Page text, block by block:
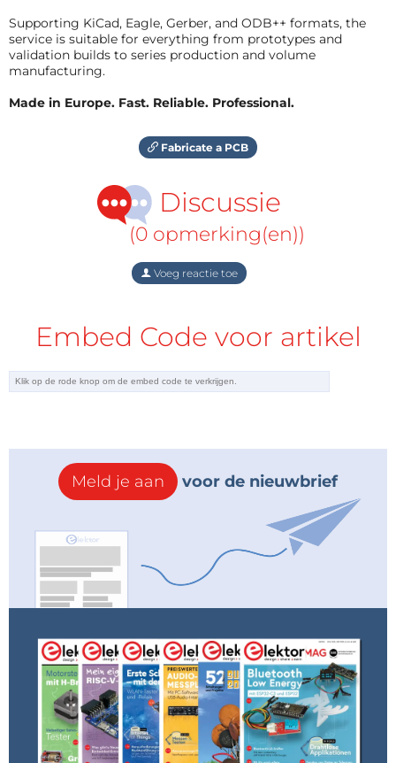
Supporting KiCad, Eagle, Gerber, and ODB++ formats, the
service is suitable for everything from prototypes and
validation builds to series production and volume
manufacturing.
Made in Europe. Fast. Reliable. Professional.
Fabricate a PCB
Discussie
(0 opmerking(en))
Voeg reactie toe
Embed Code voor artikel
Meld je aan voor de nieuwbrief